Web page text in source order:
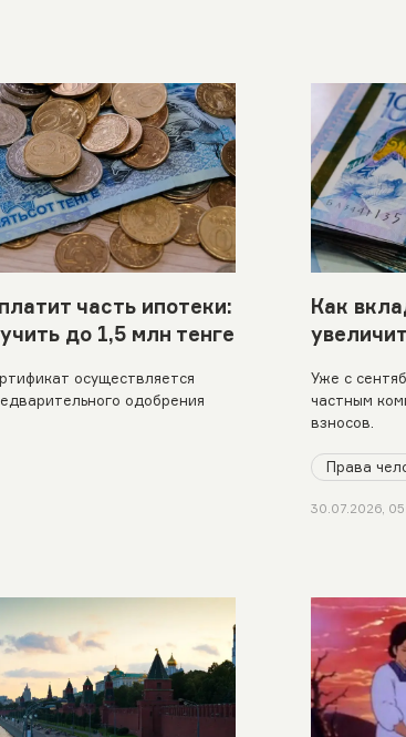
часть ипотеки:
до 1,5 млн тенге
осуществляется
одобрения
Как
Уже с
частным
взносов.
Права
30.07.2026,